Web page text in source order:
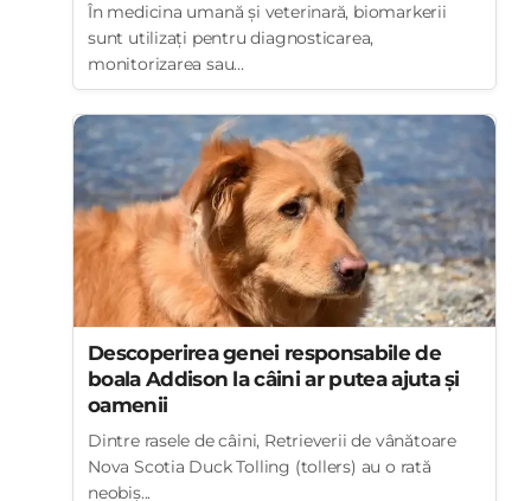
În medicina umană și veterinară, biomarkerii
sunt utilizați pentru diagnosticarea,
monitorizarea sau...
Descoperirea genei responsabile de
boala Addison la câini ar putea ajuta și
oamenii
Dintre rasele de câini, Retrieverii de vânătoare
Nova Scotia Duck Tolling (tollers) au o rată
neobiș...